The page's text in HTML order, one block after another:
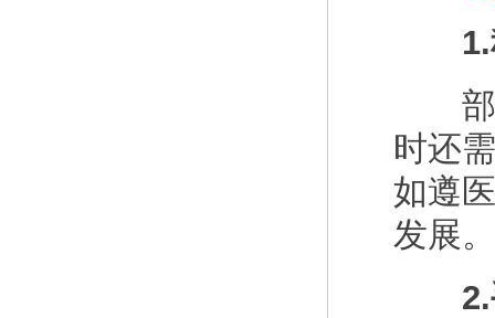
1.积
部分
时还
如遵
发展。
2.